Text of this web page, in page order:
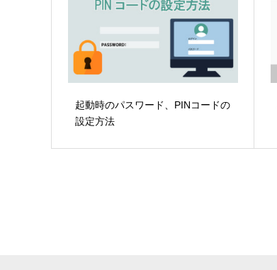
起動時のパスワード、PINコードの
設定方法